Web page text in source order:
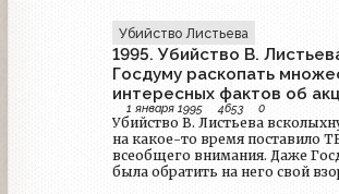
Как «ушли» О. Попцова и
СМИ ставят на Ельцина, а
Пир во время чумы.
Убийство Листьева
1995. Убийство В.
Госдуму раскопать
интересных фактов об
ОРТ
1 января 1995 4653 0
Убийство В. Листьева
на какое-то время поставило
всеобщего внимания. Даже
была обратить на него свой